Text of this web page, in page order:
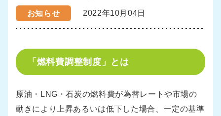
お知らせ 2022年10月04日
「燃料費調整制度」とは
原油・LNG・石炭の燃料費が為替レートや市場の
動きにより上昇あるいは低下した場合、一定の基準